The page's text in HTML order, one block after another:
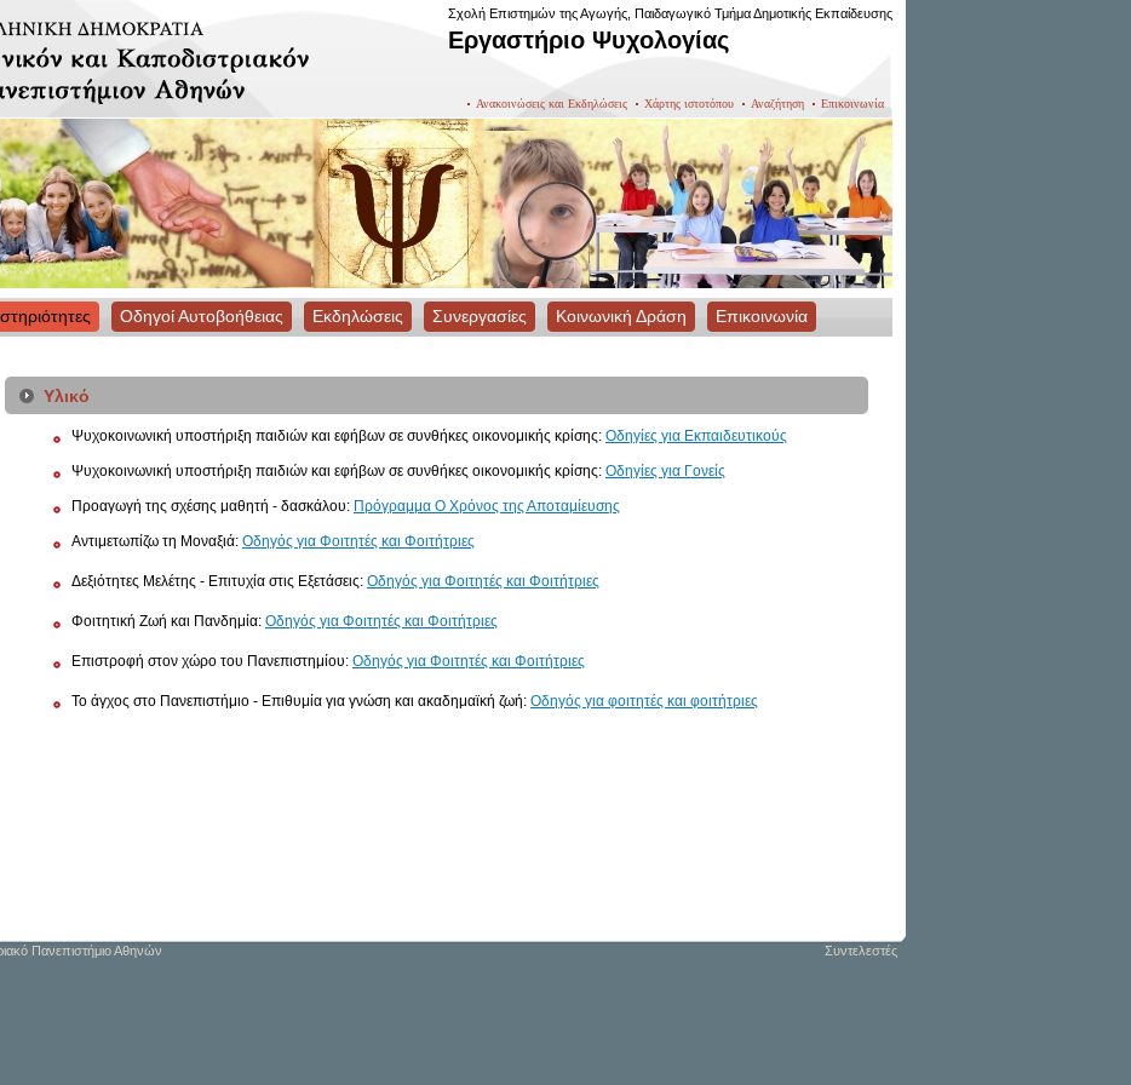
Σχολή Επιστημών της Αγωγής, Παιδαγωγικό Τμήμα Δημοτικής Εκπαίδευσης
Εργαστήριο Ψυχολογίας
Ανακοινώσεις και Εκδηλώσεις Χάρτης ιστοτόπου Αναζήτηση Επικοινωνία
Οδηγοί Αυτοβοήθειας Εκδηλώσεις Συνεργασίες Κοινωνική Δράση Επικοινωνία
Υλικό
Ψυχοκοινωνική υποστήριξη παιδιών και εφήβων σε συνθήκες οικονομικής κρίσης: Οδηγίες για Εκπαιδευτικούς
Ψυχοκοινωνική υποστήριξη παιδιών και εφήβων σε συνθήκες οικονομικής κρίσης: Οδηγίες για Γονείς
Προαγωγή της σχέσης μαθητή - δασκάλου: Πρόγραμμα Ο Χρόνος της Αποταμίευσης
Αντιμετωπίζω τη Μοναξιά: Οδηγός για Φοιτητές και Φοιτήτριες
Δεξιότητες Μελέτης - Επιτυχία στις Εξετάσεις: Οδηγός για Φοιτητές και Φοιτήτριες
Φοιτητική Ζωή και Πανδημία: Οδηγός για Φοιτητές και Φοιτήτριες
Επιστροφή στον χώρο του Πανεπιστημίου: Οδηγός για Φοιτητές και Φοιτήτριες
Το άγχος στο Πανεπιστήμιο - Επιθυμία για γνώση και ακαδημαϊκή ζωή: Οδηγός για φοιτητές και φοιτήτριες
Συντελεστές
Πανεπιστήμιο Αθηνών